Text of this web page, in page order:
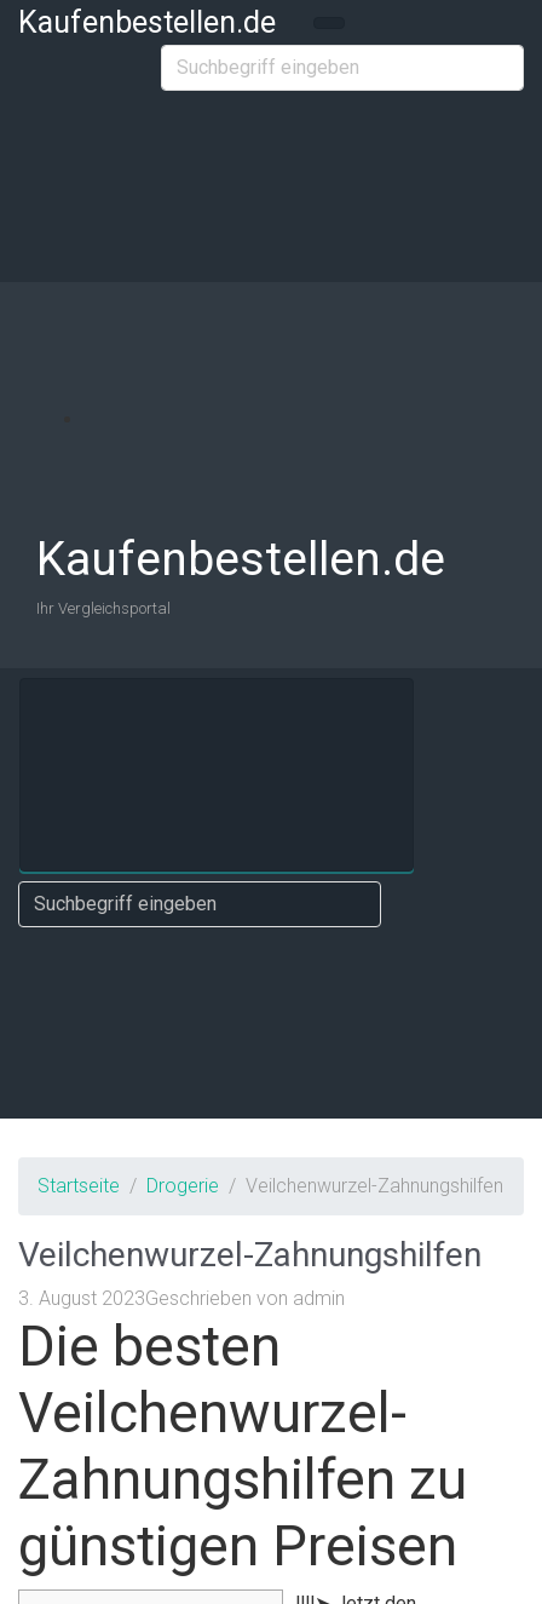
Zum Hauptinhalt springen
Kaufenbestellen.de
Kaufenbestellen.de
Ihr Vergleichsportal
Startseite Drogerie Veilchenwurzel-Zahnungshilfen
Veilchenwurzel-Zahnungshilfen
3. August 2023Geschrieben von admin
Die besten
Veilchenwurzel-
Zahnungshilfen zu
günstigen Preisen